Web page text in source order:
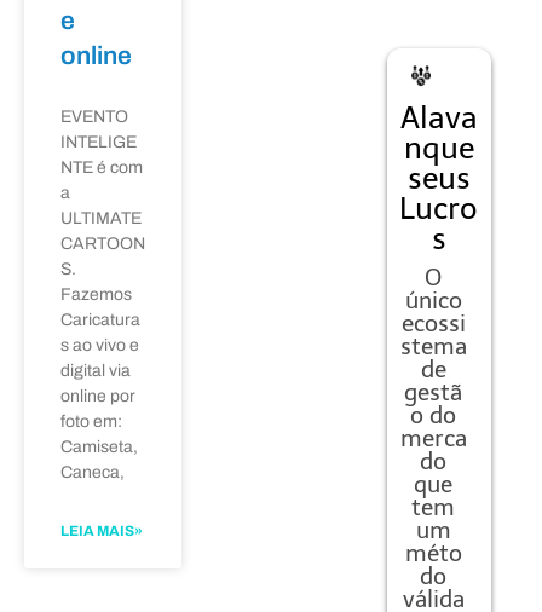
e
online
EVENTO
INTELIGE
NTE é com
a
ULTIMATE
CARTOON
S.
Fazemos
Caricatura
s ao vivo e
digital via
online por
foto em:
Camiseta,
Caneca,
LEIA MAIS»
Alava
nque
seus
Lucro
s
O
único
ecossi
stema
de
gestã
o do
merca
do
que
tem
um
méto
do
válida